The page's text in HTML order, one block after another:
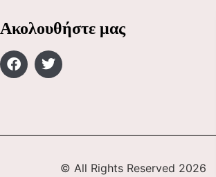
Ακολουθήστε μας
© All Rights Reserved 2026